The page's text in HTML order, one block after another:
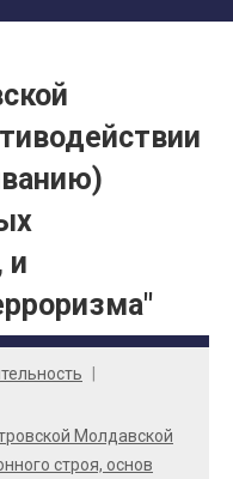
и
Молдавской
строя, основ